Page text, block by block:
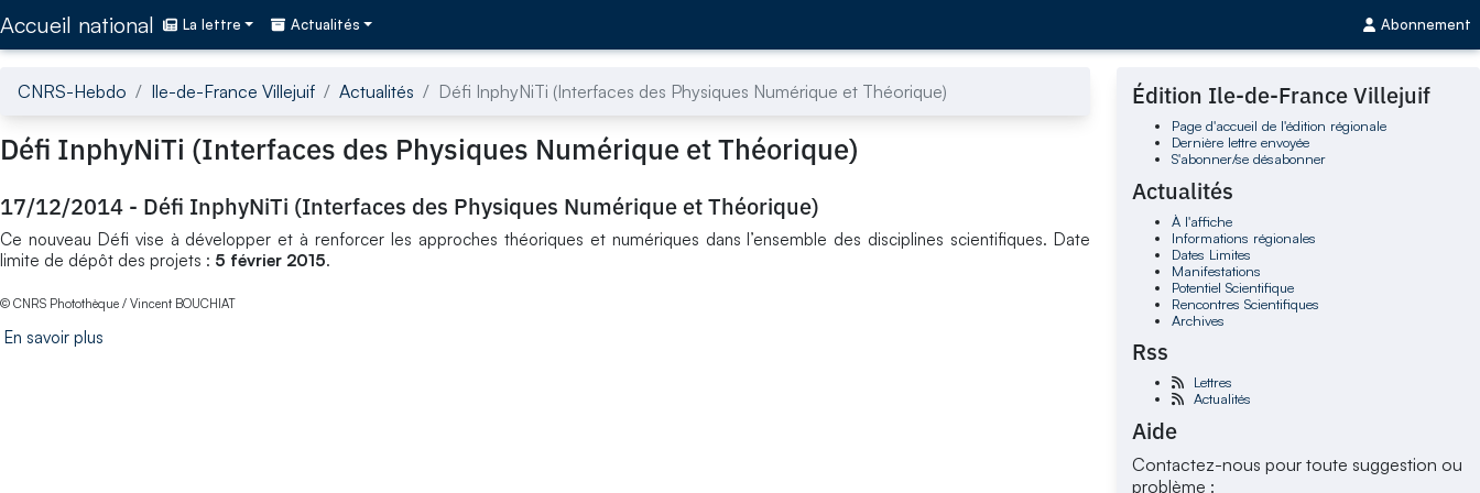
Accueil national La lettre Actualités Abonnement
CNRS-Hebdo Ile-de-France Villejuif Actualités Défi InphyNiTi (Interfaces des Physiques Numérique et Théorique)
Défi InphyNiTi (Interfaces des Physiques Numérique et Théorique)
17/12/2014 - Défi InphyNiTi (Interfaces des Physiques Numérique et Théorique)
Ce nouveau Défi vise à développer et à renforcer les approches théoriques et numériques dans l’ensemble des disciplines scientifiques. Date
limite de dépôt des projets : 5 février 2015.
© CNRS Photothèque / Vincent BOUCHIAT
En savoir plus
Édition Ile-de-France Villejuif
Page d'accueil de l'édition régionale
Dernière lettre envoyée
S'abonner/se désabonner
Actualités
À l'affiche
Informations régionales
Dates Limites
Manifestations
Potentiel Scientifique
Rencontres Scientifiques
Archives
Rss
Lettres
Actualités
Aide
Contactez-nous pour toute suggestion ou
problème :